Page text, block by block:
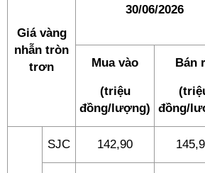
Giá vàng
nhẫn tròn
trơn
30/06/2026
Mua vào
(triệu
đồng/lượng)
Bán
đồng/
SJC 142,90